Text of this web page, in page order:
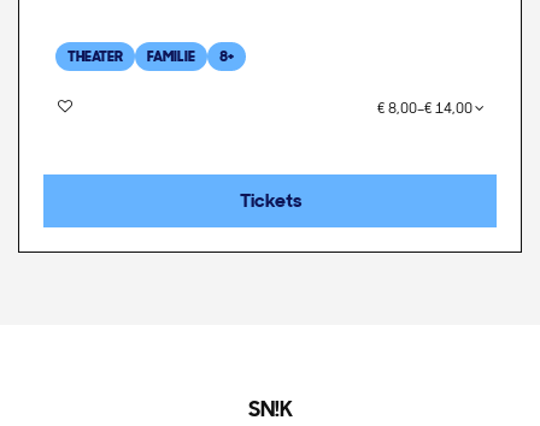
THEATER FAMILIE 8+
€ 8,00–€ 14,00
Tickets
SN!K